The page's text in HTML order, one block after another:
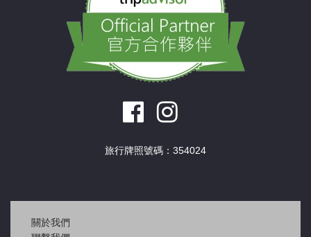
旅行牌照號碼：354024
關於我們